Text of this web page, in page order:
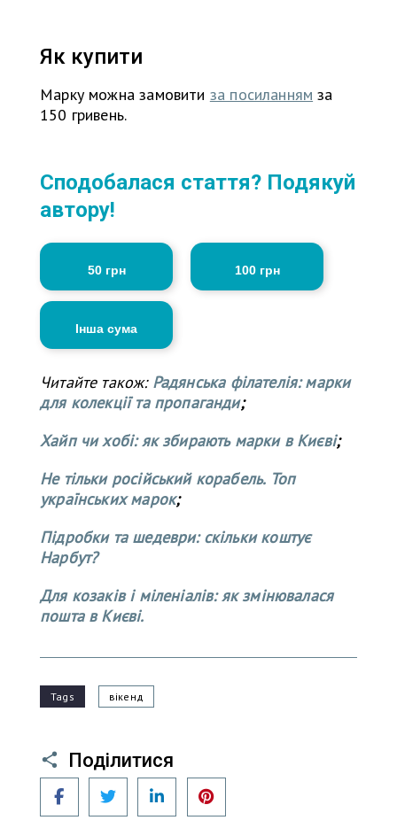
Як купити
Марку можна замовити за посиланням за
150 гривень.
Сподобалася стаття? Подякуй
автору!
50 грн 100 грн
Інша сума
Читайте також: Радянська філателія: марки
для колекції та пропаганди;
Хайп чи хобі: як збирають марки в Києві;
Не тільки російський корабель. Топ
українських марок;
Підробки та шедеври: скільки коштує
Нарбут?
Для козаків і міленіалів: як змінювалася
пошта в Києві.
Tags вікенд
Поділитися
FacebookTwitter LinkedIn